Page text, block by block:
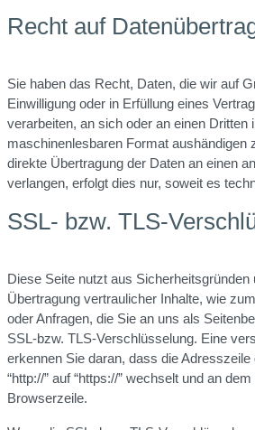
Recht auf
Sie haben das Recht, Daten, die wir auf
Einwilligung oder in Erfüllung eines
verarbeiten, an sich oder an einen Dritten
maschinenlesbaren Format aushändigen
direkte Übertragung der Daten an einen
verlangen, erfolgt dies nur, soweit es
SSL- bzw. TLS-
Diese Seite nutzt aus
Übertragung vertraulicher Inhalte, wie
oder Anfragen, die Sie an uns als
SSL-bzw. TLS-Verschlüsselung. Eine
erkennen Sie daran, dass die
“http://” auf “https://” wechselt und an
Browserzeile.